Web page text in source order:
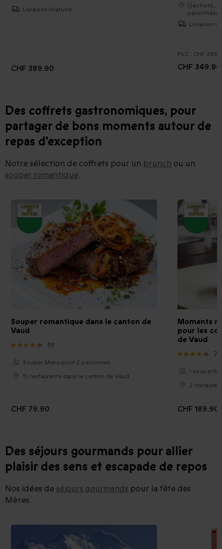
Livraison Gratuite
CHF 389.90
Livraison
PVC : CHF
CHF 349.90
Des coffrets gastronomiques, pour
partager de bons moments autour de
repas d'exception
Notre sélection de coffrets pour un brunch ou un
souper romantique.
Souper romantique dans le canton de
Vaud
111
Souper Menu pour 2 personnes
15 restaurants dans le canton de Vaud
CHF 79.90
Moments
pour les
de Vaud
77
1 souper
2
CHF 189.90
Des séjours gourmands pour allier
plaisir des sens et escapade de repos
Nos idées de séjours gourmands pour la fête des
Mères.